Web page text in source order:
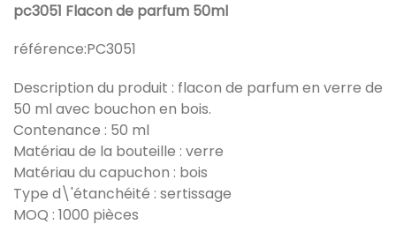
pc3051 Flacon de parfum 50ml
référence:PC3051
Description du produit : flacon de parfum en verre de
50 ml avec bouchon en bois.
Contenance : 50 ml
Matériau de la bouteille : verre
Matériau du capuchon : bois
Type d\'étanchéité : sertissage
MOQ : 1000 pièces